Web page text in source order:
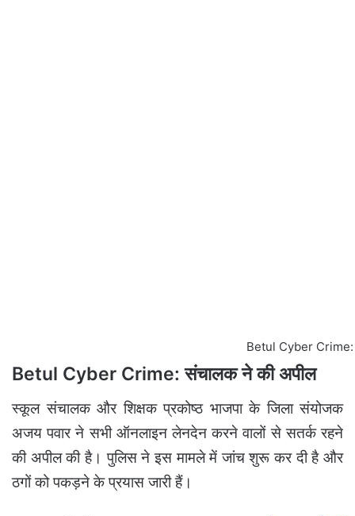
Betul Cyber Crime:
Betul Cyber Crime: संचालक ने की अपील
स्कूल संचालक और शिक्षक प्रकोष्ठ भाजपा के जिला संयोजक
अजय पवार ने सभी ऑनलाइन लेनदेन करने वालों से सतर्क रहने
की अपील की है। पुलिस ने इस मामले में जांच शुरू कर दी है और
ठगों को पकड़ने के प्रयास जारी हैं।